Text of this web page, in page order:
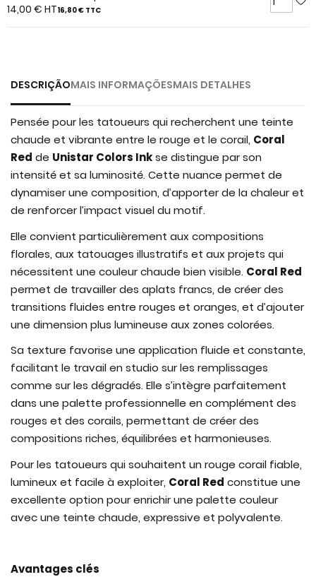
the
14,00 € HT16,80 € TTC
DESCRIÇÃOMAIS INFORMAÇÕESMAIS DETALHES
Pensée pour les tatoueurs qui recherchent une teinte
chaude et vibrante entre le rouge et le corail, Coral
Red de Unistar Colors Inkse distingue par son
intensité et sa luminosité. Cette nuance permet de
dynamiser une composition, d’apporter de la chaleur et
de renforcer l’impact visuel du motif.
Elle convient particulièrement aux compositions
florales, aux tatouages illustratifs et aux projets qui
nécessitent une couleur chaude bien visible. Coral Red
permet de travailler des aplats francs, de créer des
transitions fluides entre rouges et oranges, et d’ajouter
une dimension plus lumineuse aux zones colorées.
Sa texture favorise une application fluide et constante,
facilitant le travail en studio sur les remplissages
comme sur les dégradés. Elle s’intègre parfaitement
dans une palette professionnelle en complément des
rouges et des corails, permettant de créer des
compositions riches, équilibrées et harmonieuses.
Pour les tatoueurs qui souhaitent un rouge corail fiable,
lumineux et facile à exploiter, Coral Red constitue une
excellente option pour enrichir une palette couleur
avec une teinte chaude, expressive et polyvalente.
Avantages clés